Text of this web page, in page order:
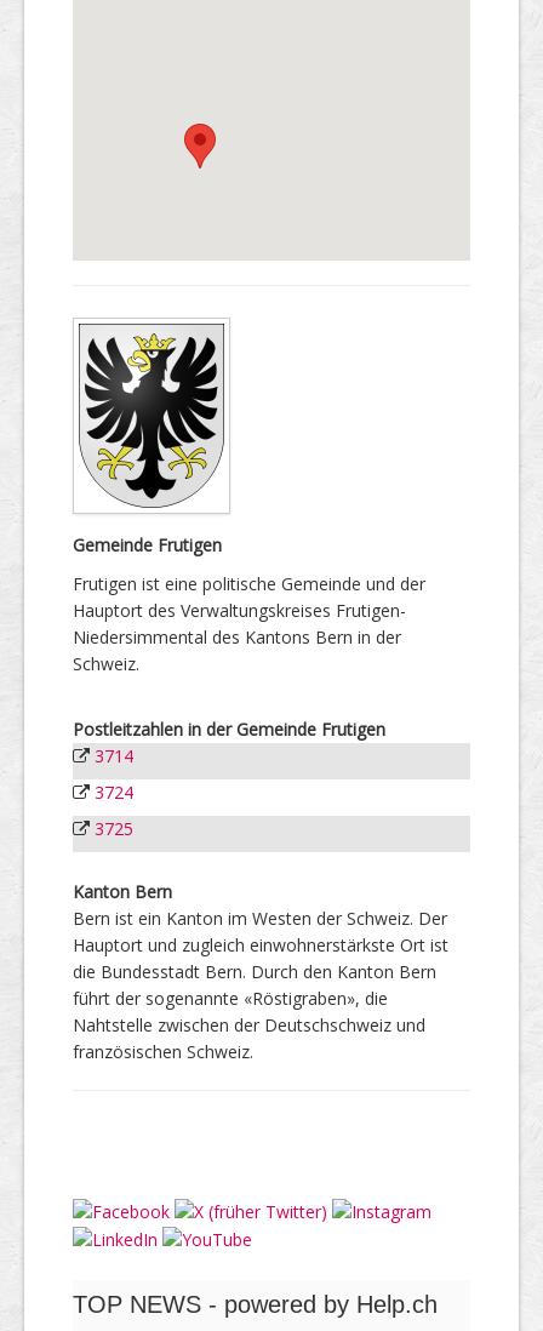
Gemeinde Frutigen
Frutigen ist eine politische Gemeinde und der
Hauptort des Verwaltungskreises Frutigen-
Niedersimmental des Kantons Bern in der
Schweiz.
Postleitzahlen in der Gemeinde Frutigen
3714
3724
3725
Kanton Bern
Bern ist ein Kanton im Westen der Schweiz. Der
Hauptort und zugleich einwohnerstärkste Ort ist
die Bundesstadt Bern. Durch den Kanton Bern
führt der sogenannte «Röstigraben», die
Nahtstelle zwischen der Deutschschweiz und
französischen Schweiz.